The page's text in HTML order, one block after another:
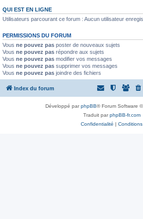
QUI EST EN LIGNE
Utilisateurs parcourant ce forum : Aucun utilisateur
PERMISSIONS DU FORUM
Vous ne pouvez pas poster de nouveaux sujets
Vous ne pouvez pas répondre aux sujets
Vous ne pouvez pas modifier vos messages
Vous ne pouvez pas supprimer vos messages
Vous ne pouvez pas joindre des fichiers
Index du forum
Développé parphpBB® Forum Software
Traduit parphpBB-fr.com
Confidentialité | Conditions